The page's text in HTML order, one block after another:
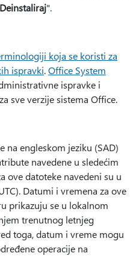
".
koja se koristi za
ispravki.Office System
ispravke i
sve verzije sistema Office.
na engleskom jeziku (SAD)
navedene u sledećim
ove datoteke navedeni su u
Datumi i vremena za ove
prikazuju se u lokalnom
trenutnog letnjeg
toga, datum i vreme mogu
operacije na